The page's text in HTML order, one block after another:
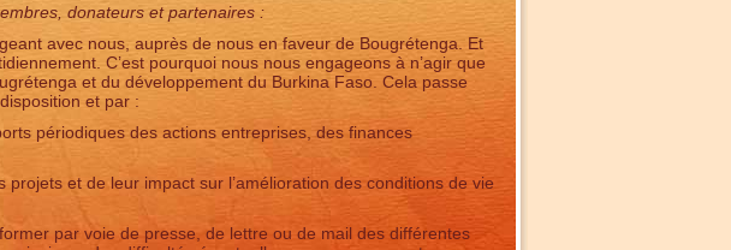
donateurs et partenaires :
avec nous, auprès de nous en faveur de Bougrétenga. Et
C’est pourquoi nous nous engageons à n’agir que
et du développement du Burkina Faso. Cela passe
et par :
périodiques des actions entreprises, des finances
projets et de leur impact sur l’amélioration des conditions de vie
par voie de presse, de lettre ou de mail des différentes